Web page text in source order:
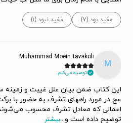
مفید بود (۷) مفید نبود (۱)
M
Muhammad Moein tavakoli
توصیه می‌کنم.
این کتاب ضمن بیان علل غیبت و
عج در مورد راههای تشرف به حضور با
اعمالی که معادل تشرف محسوب
توضیح داده است و...بیشتر